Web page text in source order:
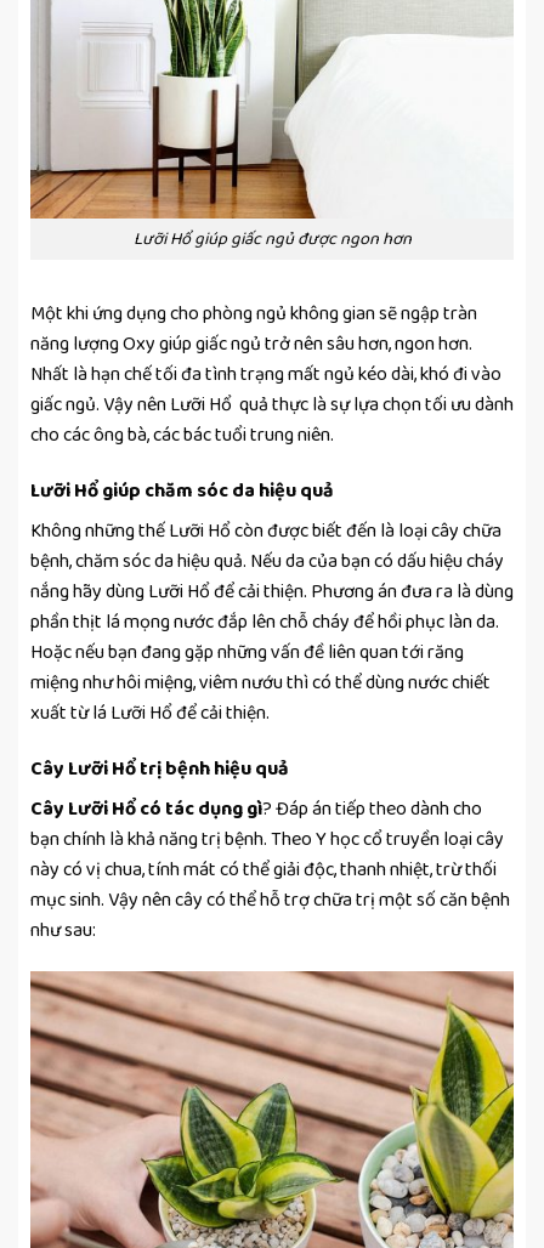
Lưỡi Hổ giúp giấc ngủ được ngon hơn
Một khi ứng dụng cho phòng ngủ không gian sẽ ngập tràn
năng lượng Oxy giúp giấc ngủ trở nên sâu hơn, ngon hơn.
Nhất là hạn chế tối đa tình trạng mất ngủ kéo dài, khó đi vào
giấc ngủ. Vậy nên Lưỡi Hổ quả thực là sự lựa chọn tối ưu dành
cho các ông bà, các bác tuổi trung niên.
Lưỡi Hổ giúp chăm sóc da hiệu quả
Không những thế Lưỡi Hổ còn được biết đến là loại cây chữa
bệnh, chăm sóc da hiệu quả. Nếu da của bạn có dấu hiệu cháy
nắng hãy dùng Lưỡi Hổ để cải thiện. Phương án đưa ra là dùng
phần thịt lá mọng nước đắp lên chỗ cháy để hồi phục làn da.
Hoặc nếu bạn đang gặp những vấn đề liên quan tới răng
miệng như hôi miệng, viêm nướu thì có thể dùng nước chiết
xuất từ lá Lưỡi Hổ để cải thiện.
Cây Lưỡi Hổ trị bệnh hiệu quả
Cây Lưỡi Hổ có tác dụng gì? Đáp án tiếp theo dành cho
bạn chính là khả năng trị bệnh. Theo Y học cổ truyền loại cây
này có vị chua, tính mát có thể giải độc, thanh nhiệt, trừ thối
mục sinh. Vậy nên cây có thể hỗ trợ chữa trị một số căn bệnh
như sau: